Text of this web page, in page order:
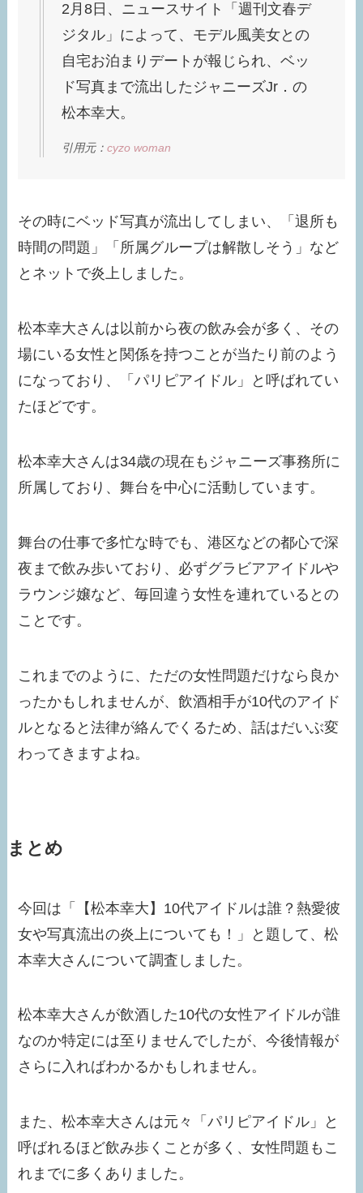
2月8日、ニュースサイト「週刊文春デ
ジタル」によって、モデル風美女との
自宅お泊まりデートが報じられ、ベッ
ド写真まで流出したジャニーズJr．の
松本幸大。
引用元：cyzo woman
その時にベッド写真が流出してしまい、「退所も
時間の問題」「所属グループは解散しそう」など
とネットで炎上しました。
松本幸大さんは以前から夜の飲み会が多く、その
場にいる女性と関係を持つことが当たり前のよう
になっており、「パリピアイドル」と呼ばれてい
たほどです。
松本幸大さんは34歳の現在もジャニーズ事務所に
所属しており、舞台を中心に活動しています。
舞台の仕事で多忙な時でも、港区などの都心で深
夜まで飲み歩いており、必ずグラビアアイドルや
ラウンジ嬢など、毎回違う女性を連れているとの
ことです。
これまでのように、ただの女性問題だけなら良か
ったかもしれませんが、飲酒相手が10代のアイド
ルとなると法律が絡んでくるため、話はだいぶ変
わってきますよね。
まとめ
今回は「【松本幸大】10代アイドルは誰？熱愛彼
女や写真流出の炎上についても！」と題して、松
本幸大さんについて調査しました。
松本幸大さんが飲酒した10代の女性アイドルが誰
なのか特定には至りませんでしたが、今後情報が
さらに入ればわかるかもしれません。
また、松本幸大さんは元々「パリピアイドル」と
呼ばれるほど飲み歩くことが多く、女性問題もこ
れまでに多くありました。